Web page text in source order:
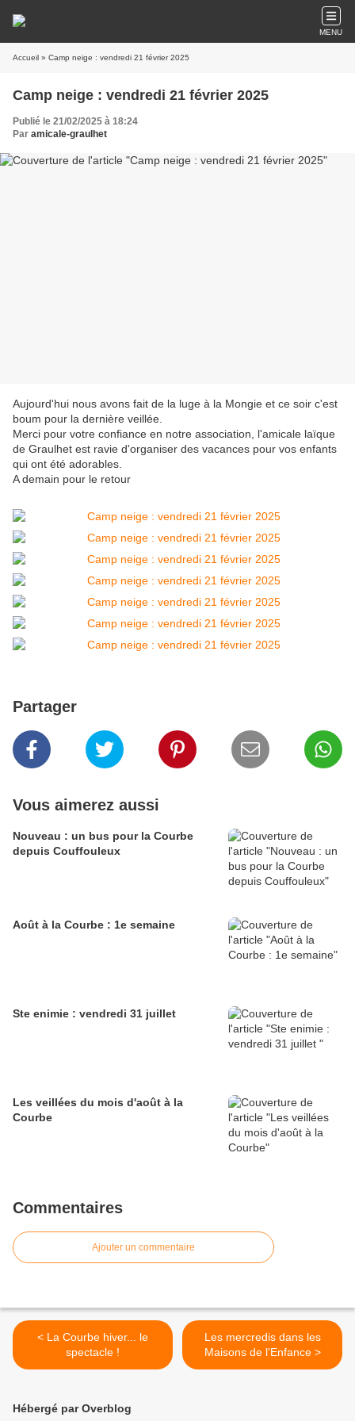
MENU
Accueil » Camp neige : vendredi 21 février 2025
Camp neige : vendredi 21 février 2025
Publié le 21/02/2025 à 18:24
Par amicale-graulhet
Aujourd'hui nous avons fait de la luge à la Mongie et ce soir c'est
boum pour la dernière veillée.
Merci pour votre confiance en notre association, l'amicale laïque
de Graulhet est ravie d'organiser des vacances pour vos enfants
qui ont été adorables.
A demain pour le retour
Partager
Vous aimerez aussi
Nouveau : un bus pour la Courbe
depuis Couffouleux
Août à la Courbe : 1e semaine
Ste enimie : vendredi 31 juillet
Les veillées du mois d'août à la
Courbe
Commentaires
Ajouter un commentaire
< La Courbe hiver... le
spectacle !
Les mercredis dans les
Maisons de l'Enfance >
Hébergé par Overblog